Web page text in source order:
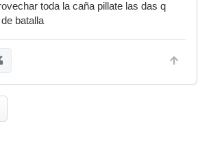
toda la caña pillate las das q
batalla